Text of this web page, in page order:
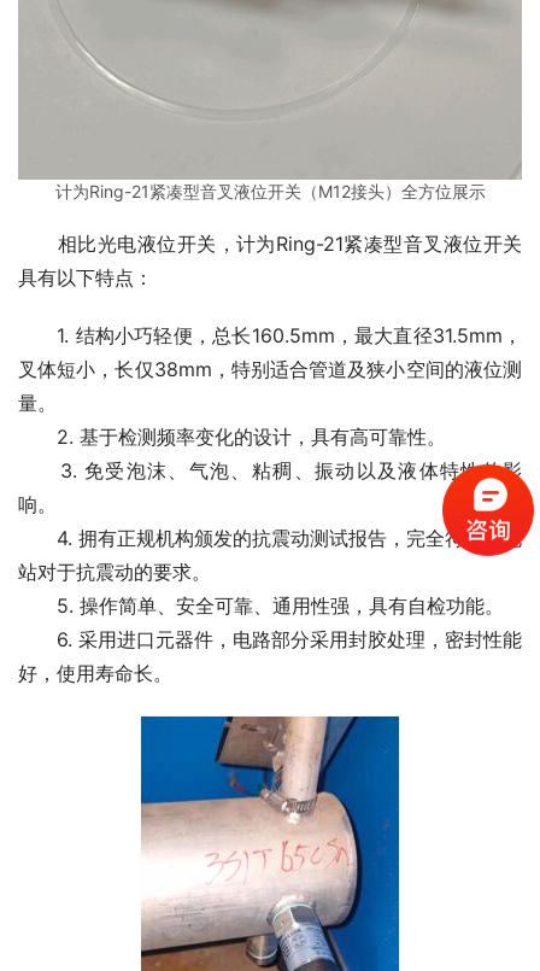
计为Ring-21紧凑型音叉液位开关（M12接头）全方位展示
相比光电液位开关，计为Ring-21紧凑型音叉液位开关
具有以下特点：
1. 结构小巧轻便，总长160.5mm，最大直径31.5mm，
叉体短小，长仅38mm，特别适合管道及狭小空间的液位测
量。
2. 基于检测频率变化的设计，具有高可靠性。
3. 免受泡沫、气泡、粘稠、振动以及液体特性的影
响。
4. 拥有正规机构颁发的抗震动测试报告，完全符合核电
站对于抗震动的要求。
5. 操作简单、安全可靠、通用性强，具有自检功能。
6. 采用进口元器件，电路部分采用封胶处理，密封性能
好，使用寿命长。